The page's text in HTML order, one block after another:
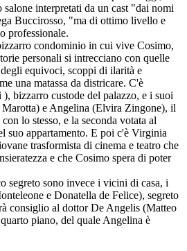
interpretati da un cast "dai nomi
Buccirosso, "ma di ottimo livello e
professionale.
condominio in cui vive Cosimo,
personali si intrecciano con quelle
equivoci, scoppi di ilarità e
una matassa da districare. C'è
bizzarro custode del palazzo, e i suoi
e Angelina (Elvira Zingone), il
lo stesso, e la seconda votata al
suo appartamento. E poi c'è Virginia
trasformista di cinema e teatro che
e che Cosimo spera di poter
segreto sono invece i vicini di casa, i
e Donatella de Felice), segreto
consiglio al dottor De Angelis (Matteo
piano, del quale Angelina è